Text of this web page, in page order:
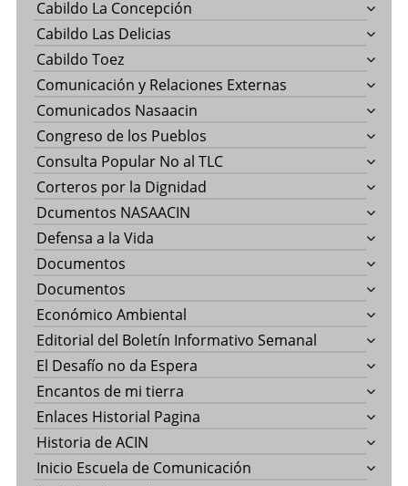
Cabildo La Concepción
Cabildo Las Delicias
Cabildo Toez
Comunicación y Relaciones Externas
Comunicados Nasaacin
Congreso de los Pueblos
Consulta Popular No al TLC
Corteros por la Dignidad
Dcumentos NASAACIN
Defensa a la Vida
Documentos
Documentos
Económico Ambiental
Editorial del Boletín Informativo Semanal
El Desafío no da Espera
Encantos de mi tierra
Enlaces Historial Pagina
Historia de ACIN
Inicio Escuela de Comunicación